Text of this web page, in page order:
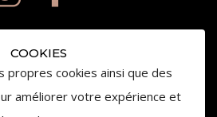
COOKIES
propres cookies ainsi que des
améliorer votre expérience et